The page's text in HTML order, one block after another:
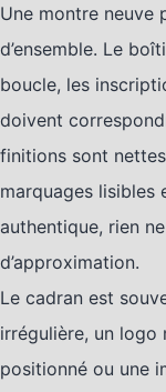
Une montre neuve
d’ensemble. Le
boucle, les
doivent
finitions sont
marquages lisibles
authentique, rien
d’approximation.
Le cadran est
irrégulière, un logo
positionné ou une